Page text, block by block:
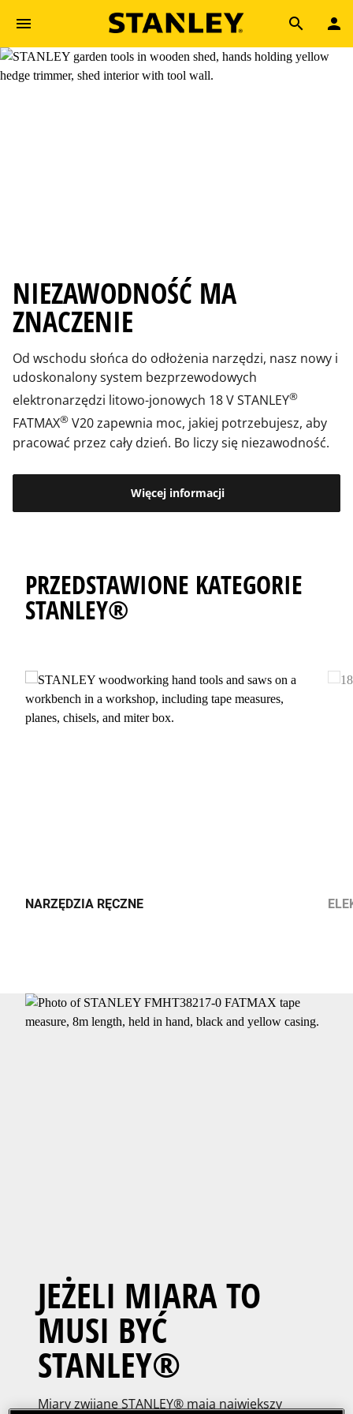
Skip to main content
Search
NIEZAWODNOŚĆ MA
ZNACZENIE
Od wschodu słońca do odłożenia narzędzi, nasz nowy i
udoskonalony system bezprzewodowych
elektronarzędzi litowo-jonowych 18 V STANLEY®
FATMAX® V20 zapewnia moc, jakiej potrzebujesz, aby
pracować przez cały dzień. Bo liczy się niezawodność.
Więcej informacji
PRZEDSTAWIONE KATEGORIE
STANLEY®
NARZĘDZIA RĘCZNE
JEŻELI MIARA TO
MUSI BYĆ
STANLEY®
Miary zwijane STANLEY® mają największy